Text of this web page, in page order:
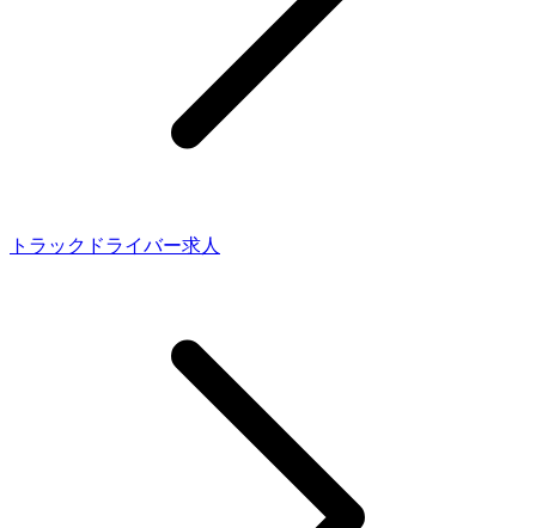
トラックドライバー求人